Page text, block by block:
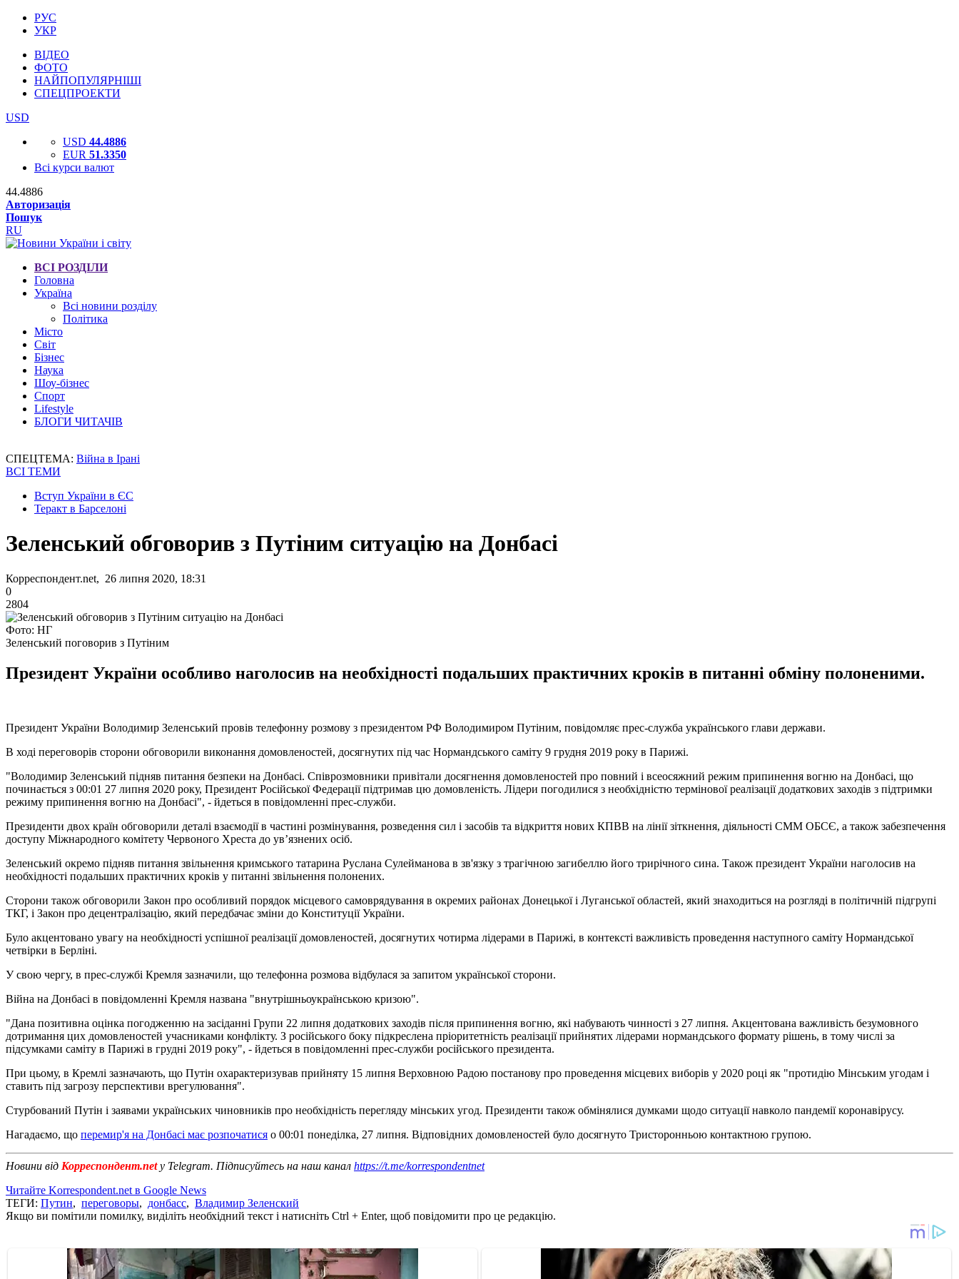
РУС
УКР
ВІДЕО
ФОТО
НАЙПОПУЛЯРНІШІ
СПЕЦПРОЕКТИ
USD
USD 44.4886
EUR 51.3350
Всі курси валют
44.4886
Авторизація
Пошук
RU
ВСІ РОЗДІЛИ
Головна
Україна
Всі новини розділу
Політика
Місто
Світ
Бізнес
Наука
Шоу-бізнес
Спорт
Lifestyle
БЛОГИ ЧИТАЧІВ
СПЕЦТЕМА: Війна в Ірані
ВСІ ТЕМИ
Вступ України в ЄС
Теракт в Барселоні
Зеленський обговорив з Путіним ситуацію на Донбасі
Корреспондент.net, 26 липня 2020, 18:31
0
2804
Фото: НГ
Зеленський поговорив з Путіним
Президент України особливо наголосив на необхідності подальших практичних кроків в питанні обміну полоненими.
Президент України Володимир Зеленський провів телефонну розмову з президентом РФ Володимиром Путіним, повідомляє прес-служба українського глави держави.
В ході переговорів сторони обговорили виконання домовленостей, досягнутих під час Нормандського саміту 9 грудня 2019 року в Парижі.
"Володимир Зеленський підняв питання безпеки на Донбасі. Співрозмовники привітали досягнення домовленостей про повний і всеосяжний режим припинення вогню на Донбасі, що
починається з 00:01 27 липня 2020 року, Президент Російської Федерації підтримав цю домовленість. Лідери погодилися з необхідністю термінової реалізації додаткових заходів з підтримки
режиму припинення вогню на Донбасі", - йдеться в повідомленні прес-служби.
Президенти двох країн обговорили деталі взаємодії в частині розмінування, розведення сил і засобів та відкриття нових КПВВ на лінії зіткнення, діяльності СММ ОБСЄ, а також забезпечення
доступу Міжнародного комітету Червоного Хреста до ув’язнених осіб.
Зеленський окремо підняв питання звільнення кримського татарина Руслана Сулейманова в зв'язку з трагічною загибеллю його трирічного сина. Також президент України наголосив на
необхідності подальших практичних кроків у питанні звільнення полонених.
Сторони також обговорили Закон про особливий порядок місцевого самоврядування в окремих районах Донецької і Луганської областей, який знаходиться на розгляді в політичній підгрупі
ТКГ, і Закон про децентралізацію, який передбачає зміни до Конституції України.
Було акцентовано увагу на необхідності успішної реалізації домовленостей, досягнутих чотирма лідерами в Парижі, в контексті важливість проведення наступного саміту Нормандської
четвірки в Берліні.
У свою чергу, в прес-службі Кремля зазначили, що телефонна розмова відбулася за запитом української сторони.
Війна на Донбасі в повідомленні Кремля названа "внутрішньоукраїнською кризою".
"Дана позитивна оцінка погодженню на засіданні Групи 22 липня додаткових заходів після припинення вогню, які набувають чинності з 27 липня. Акцентована важливість безумовного
дотримання цих домовленостей учасниками конфлікту. З російського боку підкреслена пріоритетність реалізації прийнятих лідерами нормандського формату рішень, в тому числі за
підсумками саміту в Парижі в грудні 2019 року", - йдеться в повідомленні прес-служби російського президента.
При цьому, в Кремлі зазначають, що Путін охарактеризував прийняту 15 липня Верховною Радою постанову про проведення місцевих виборів у 2020 році як "протидію Мінським угодам і
ставить під загрозу перспективи врегулювання".
Стурбований Путін і заявами українських чиновників про необхідність перегляду мінських угод. Президенти також обмінялися думками щодо ситуації навколо пандемії коронавірусу.
Нагадаємо, що перемир'я на Донбасі має розпочатися о 00:01 понеділка, 27 липня. Відповідних домовленостей було досягнуто Тристоронньою контактною групою.
Новини від Корреспондент.netу Telegram. Підписуйтесь на наш канал https://t.me/korrespondentnet
Читайте Korrespondent.net в Google News
ТЕГИ: Путин, переговоры, донбасс, Владимир Зеленский
Якщо ви помітили помилку, виділіть необхідний текст і натисніть Ctrl + Enter, щоб повідомити про це редакцію.